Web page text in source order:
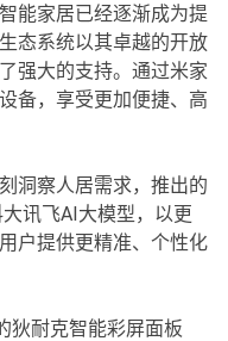
能家居已经逐渐成为提
态系统以其卓越的开放
强大的支持。通过米家
备，享受更加便捷、高
洞察人居需求，推出的
讯飞AI大模型，以更
户提供更精准、个性化
狄耐克智能彩屏面板